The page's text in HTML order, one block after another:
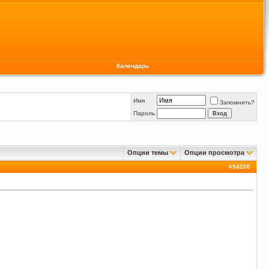
Календарь
Имя
Запомнить?
Пароль
Опции темы Опции просмотра
#54200